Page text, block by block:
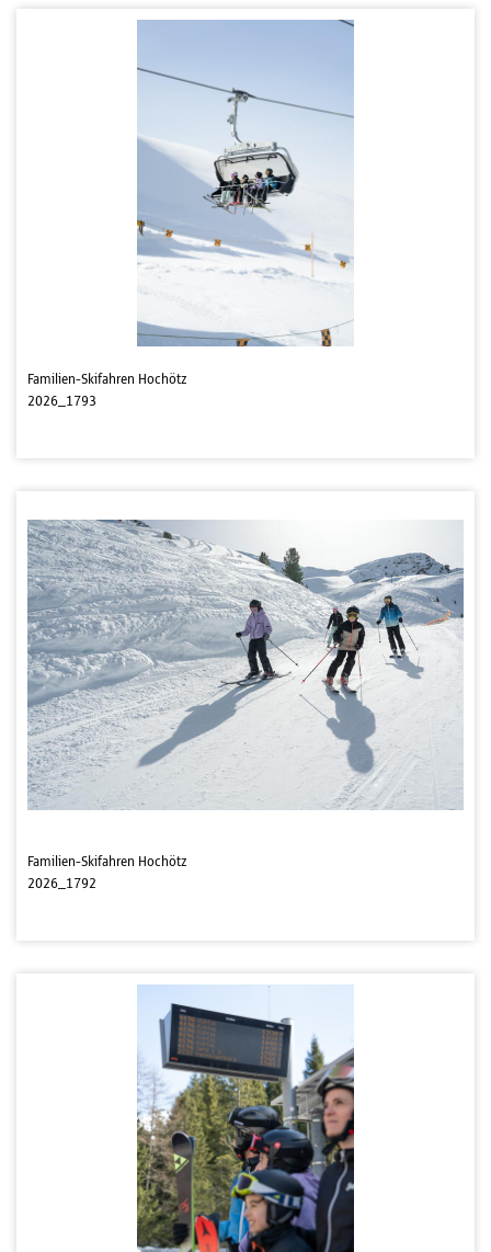
Familien-Skifahren Hochötz
2026_1793
Familien-Skifahren Hochötz
2026_1792